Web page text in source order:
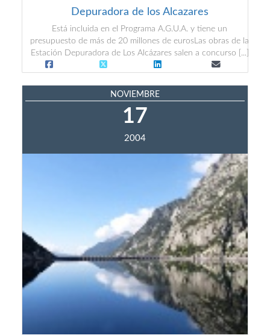
Depuradora de los Alcazares
Está incluida en el Programa A.G.U.A. y tiene un
presupuesto de más de 20 millones de eurosLas obras de la
Estación Depuradora de Los Alcázares salen a concurso [...]
NOVIEMBRE
17
2004